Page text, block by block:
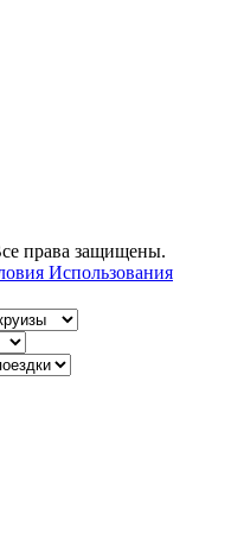
права защищены.
Использования